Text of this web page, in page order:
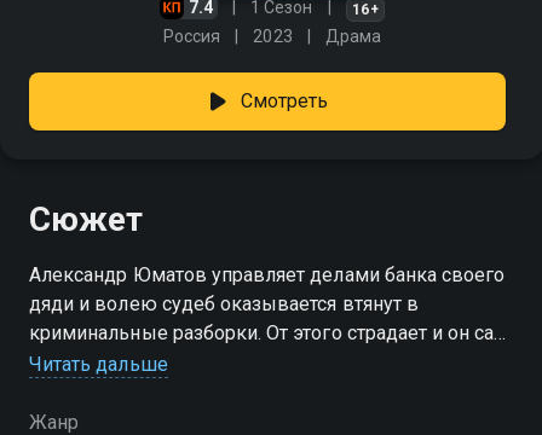
7.4 1 Сезон 16+
Россия 2023 Драма
Смотреть
Сюжет
Александр Юматов управляет делами банка своего
дяди и волею судеб оказывается втянут в
криминальные разборки. От этого страдает и он сам,
и близкие ему люди.
Читать дальше
Жанр